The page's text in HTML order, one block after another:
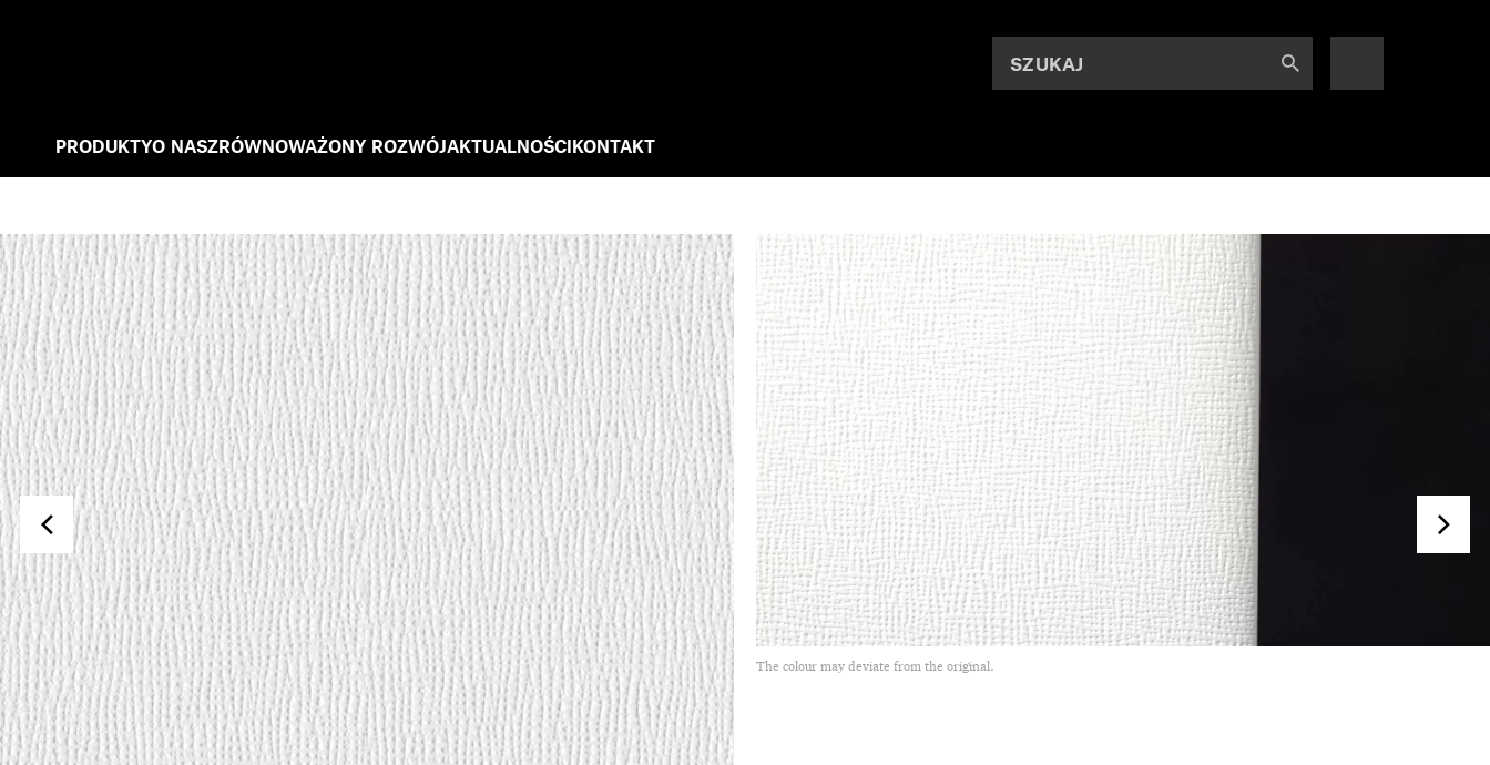
SZUKAJ
PRODUKTYO NASZRÓWNOWAŻONY ROZWÓJAKTUALNOŚCIKONTAKT
The colour may deviate from the original.